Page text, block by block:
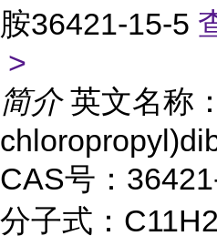
胺36421-15-5
>
简介 英文名称
CAS号：
分子式：